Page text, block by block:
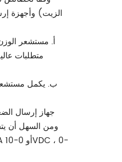
الزيت) وأجهزة
أ. مستشعر
متطلبات
ب. يكمل
ومن السهل أن